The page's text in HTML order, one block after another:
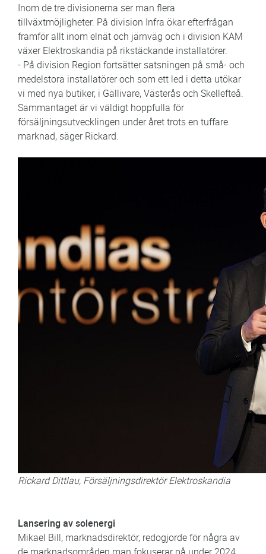
Inom de tre divisionerna ser man flera
tillväxtmöjligheter. På division Infra ökar efterfrågan
framför allt inom elnät och järnväg och i division KAM
växer Elektroskandia på rikstäckande installatörer.
- På division Region fortsätter satsningen på små- och
medelstora installatörer och som ett led i detta utökar
vi med nya butiker, i Gällivare, Västerås och Skellefteå.
Sammantaget är vi väldigt hoppfulla för
försäljningsutvecklingen under året trots en tuffare
marknad, säger Rickard.
Rickard Dittlau, Försäljningsdirektör Elektroskandia
Lansering av solenergi
Mikael Bill, marknadsdirektör, redogjorde för några av